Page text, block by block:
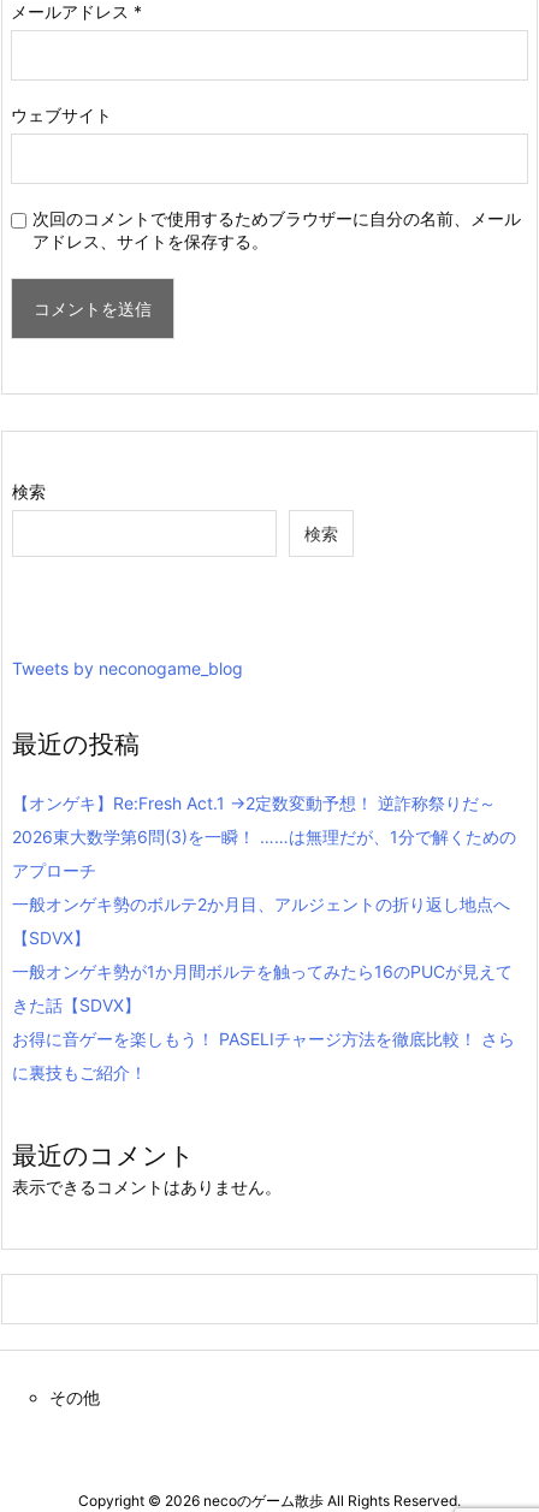
メールアドレス *
ウェブサイト
次回のコメントで使用するためブラウザーに自分の名前、メール
アドレス、サイトを保存する。
検索
検索
Tweets by neconogame_blog
最近の投稿
【オンゲキ】Re:Fresh Act.1 →2定数変動予想！ 逆詐称祭りだ～
2026東大数学第6問(3)を一瞬！ ……は無理だが、1分で解くための
アプローチ
一般オンゲキ勢のボルテ2か月目、アルジェントの折り返し地点へ
【SDVX】
一般オンゲキ勢が1か月間ボルテを触ってみたら16のPUCが見えて
きた話【SDVX】
お得に音ゲーを楽しもう！ PASELIチャージ方法を徹底比較！ さら
に裏技もご紹介！
最近のコメント
表示できるコメントはありません。
その他
Copyright © 2026 necoのゲーム散歩 All Rights Reserved.